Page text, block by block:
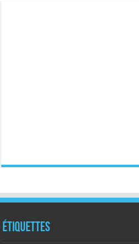
Étiquettes